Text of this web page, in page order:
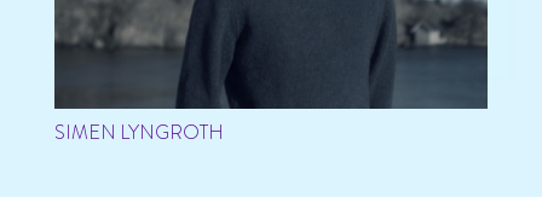
SIMEN LYNGROTH